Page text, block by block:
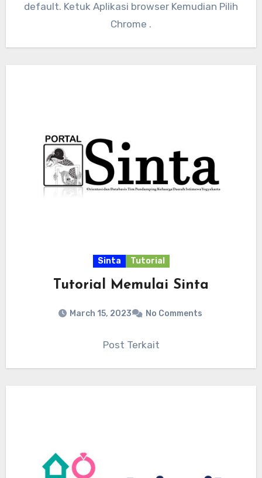
default. Ketuk Aplikasi browser Kemudian Pilih
Chrome .
Sinta Tutorial
Tutorial Memulai Sinta
March 15, 2023 No Comments
Post Terkait